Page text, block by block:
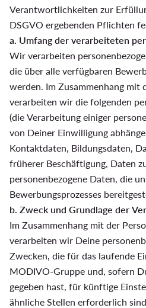
Verantwortlichkeiten zur
DSGVO ergebenden Pflichten
a. Umfang der verarbeiteten
Wir verarbeiten
die über alle verfügbaren
werden. Im Zusammenhang mit
verarbeiten wir die folgenden
(die Verarbeitung einiger
von Deiner Einwilligung
Kontaktdaten, Bildungsdaten,
früherer Beschäftigung, Daten
personenbezogene Daten, die
Bewerbungsprozesses
b. Zweck und Grundlage der
Im Zusammenhang mit der
verarbeiten wir Deine
Zwecken, die für das laufende
MODIVO-Gruppe und, sofern
gegeben hast, für künftige
ähnliche Stellen erforderlich